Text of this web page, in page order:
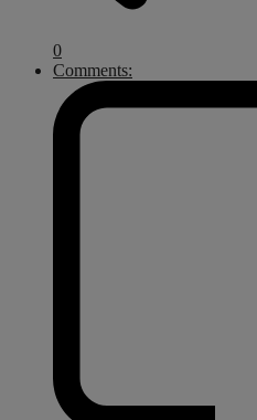
0
Comments: